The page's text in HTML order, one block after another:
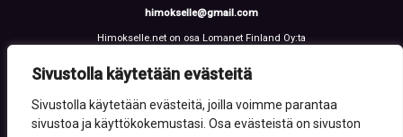
Sivustolla käytetään evästeitä
Sivustolla käytetään evästeitä, joilla voimme parantaa
sivustoa ja käyttökokemustasi. Osa evästeistä on sivuston
himokselle@gmail.com
Himokselle.net on osa Lomanet Finland Oy:ta
Y-tunnus: 3612108-2